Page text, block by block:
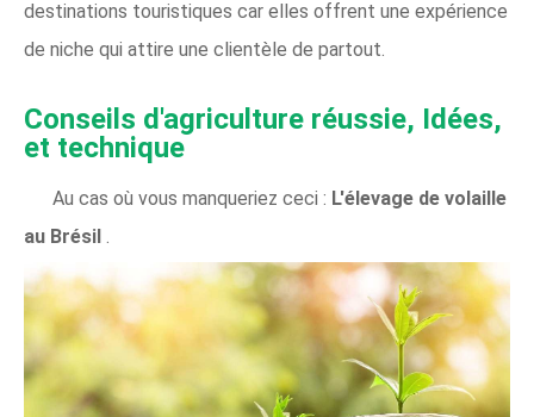
destinations touristiques car elles offrent une expérience
de niche qui attire une clientèle de partout.
Conseils d'agriculture réussie, Idées,
et technique
Au cas où vous manqueriez ceci : L'élevage de volaille
au Brésil .